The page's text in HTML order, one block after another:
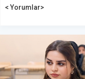
< Yorumlar>